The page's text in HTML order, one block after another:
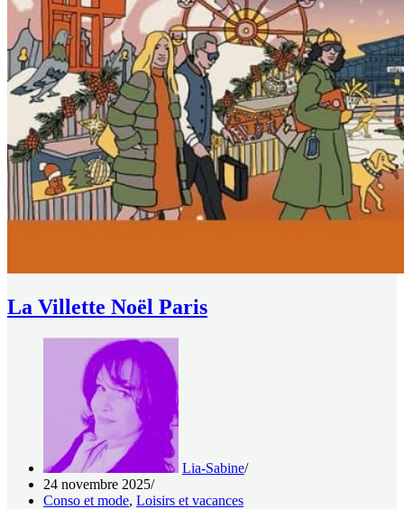
La Villette Noël Paris
Lia-Sabine
24 novembre 2025
Conso et mode, Loisirs et vacances